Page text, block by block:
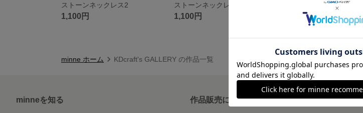
ストーンネックレス2
1,100円
ストーンネックレス1
1,100円 1,900円
minne ホーム KDcraft's GALLERY の作品一覧
minneを知る 作品販売について